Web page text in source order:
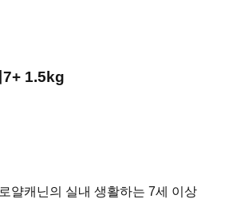
7+ 1.5kg
얄캐닌의 실내 생활하는 7세 이상